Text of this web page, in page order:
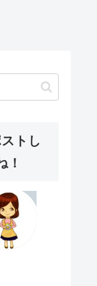
トし
！